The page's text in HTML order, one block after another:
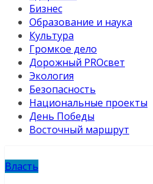
Бизнес
Образование и наука
Культура
Громкое дело
Дорожный PROсвет
Экология
Безопасность
Национальные проекты
День Победы
Восточный маршрут
Власть